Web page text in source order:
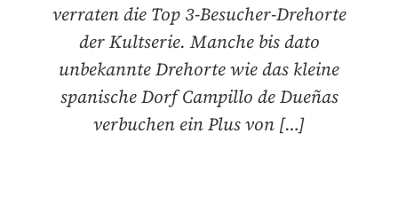
verraten die Top 3-Besucher-Drehorte
der Kultserie. Manche bis dato
unbekannte Drehorte wie das kleine
spanische Dorf Campillo de Dueñas
verbuchen ein Plus von […]